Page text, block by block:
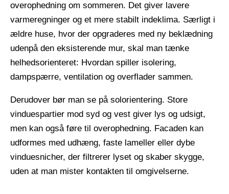
overophedning om sommeren. Det giver lavere
varmeregninger og et mere stabilt indeklima. Særligt i
ældre huse, hvor der opgraderes med ny beklædning
udenpå den eksisterende mur, skal man tænke
helhedsorienteret: Hvordan spiller isolering,
dampspærre, ventilation og overflader sammen.
Derudover bør man se på solorientering. Store
vinduespartier mod syd og vest giver lys og udsigt,
men kan også føre til overophedning. Facaden kan
udformes med udhæng, faste lameller eller dybe
vinduesnicher, der filtrerer lyset og skaber skygge,
uden at man mister kontakten til omgivelserne.